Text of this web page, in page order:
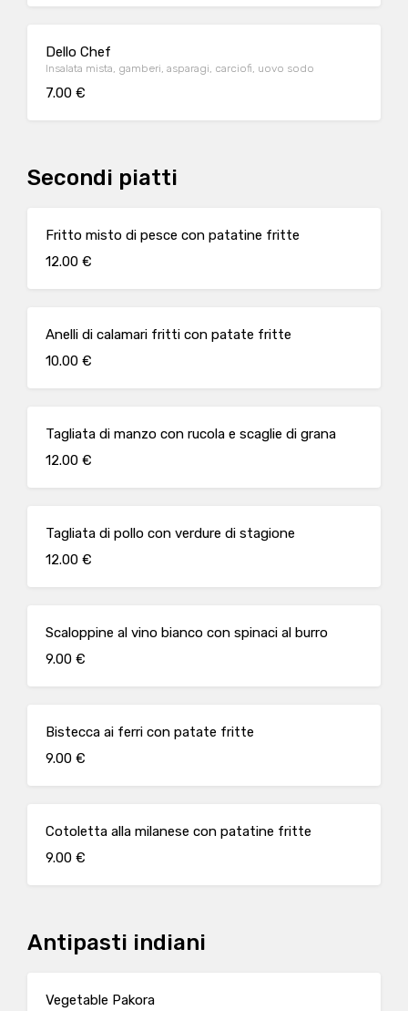
Dello Chef
Insalata mista, gamberi, asparagi, carciofi, uovo sodo
7.00 €
Secondi piatti
Fritto misto di pesce con patatine fritte
12.00 €
Anelli di calamari fritti con patate fritte
10.00 €
Tagliata di manzo con rucola e scaglie di grana
12.00 €
Tagliata di pollo con verdure di stagione
12.00 €
Scaloppine al vino bianco con spinaci al burro
9.00 €
Bistecca ai ferri con patate fritte
9.00 €
Cotoletta alla milanese con patatine fritte
9.00 €
Antipasti indiani
Vegetable Pakora